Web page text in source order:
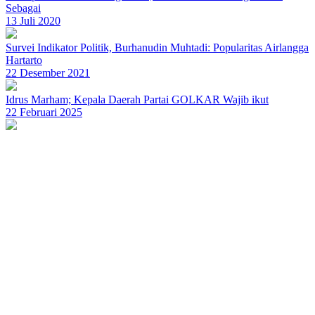
Sebagai
13 Juli 2020
Survei Indikator Politik, Burhanudin Muhtadi: Popularitas Airlangga
Hartarto
22 Desember 2021
Idrus Marham; Kepala Daerah Partai GOLKAR Wajib ikut
22 Februari 2025